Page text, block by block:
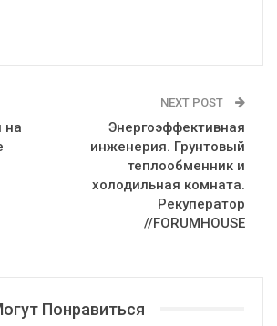
на
NEXT POST
Энергоэффективная
инженерия. Грунтовый
теплообменник и
холодильная комната.
Рекуператор
//FORUMHOUSE
Понравиться